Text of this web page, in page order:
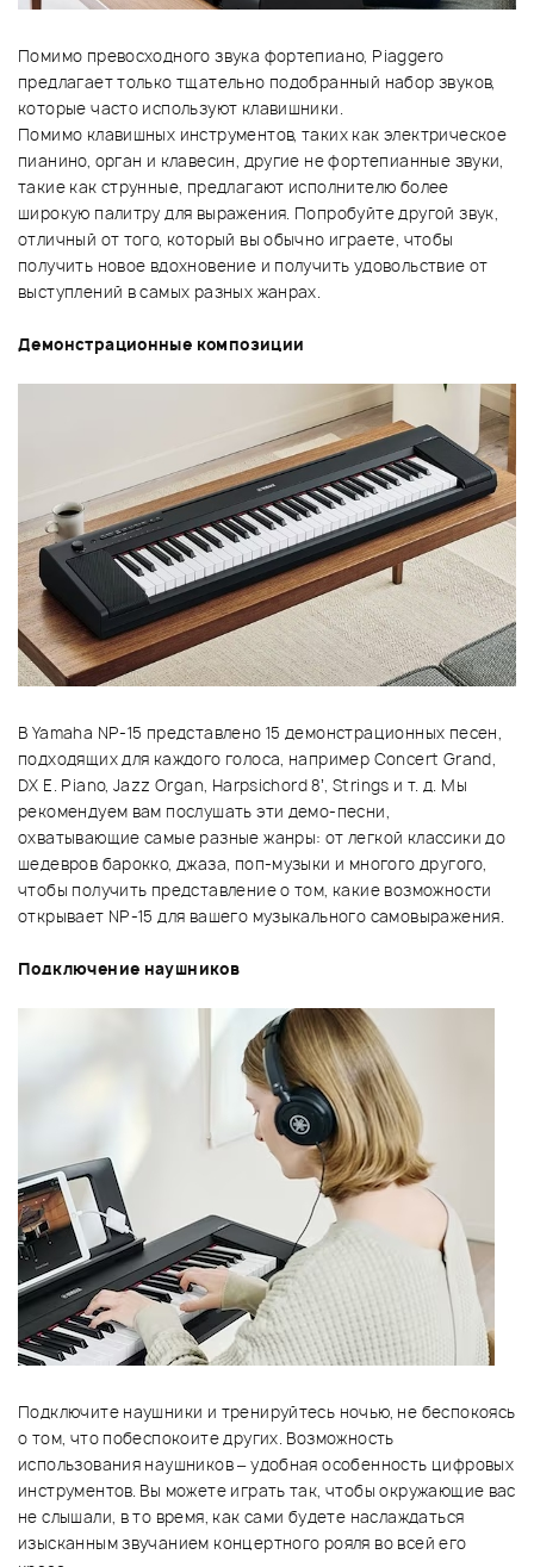
Помимо превосходного звука фортепиано, Piaggero
предлагает только тщательно подобранный набор звуков,
которые часто используют клавишники.
Помимо клавишных инструментов, таких как электрическое
пианино, орган и клавесин, другие не фортепианные звуки,
такие как струнные, предлагают исполнителю более
широкую палитру для выражения. Попробуйте другой звук,
отличный от того, который вы обычно играете, чтобы
получить новое вдохновение и получить удовольствие от
выступлений в самых разных жанрах.
Демонстрационные композиции
В Yamaha NP-15 представлено 15 демонстрационных песен,
подходящих для каждого голоса, например Concert Grand,
DX E. Piano, Jazz Organ, Harpsichord 8’, Strings и т. д. Мы
рекомендуем вам послушать эти демо-песни,
охватывающие самые разные жанры: от легкой классики до
шедевров барокко, джаза, поп-музыки и многого другого,
чтобы получить представление о том, какие возможности
открывает NP-15 для вашего музыкального самовыражения.
Подключение наушников
Подключите наушники и тренируйтесь ночью, не беспокоясь
о том, что побеспокоите других. Возможность
использования наушников – удобная особенность цифровых
инструментов. Вы можете играть так, чтобы окружающие вас
не слышали, в то время, как сами будете наслаждаться
изысканным звучанием концертного рояля во всей его